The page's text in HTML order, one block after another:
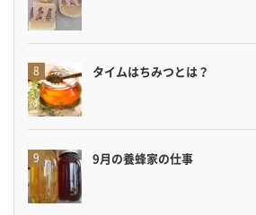
タイムはちみつとは？
9月の養蜂家の仕事